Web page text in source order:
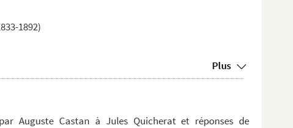
1892)
Plus
Auguste Castan à Jules Quicherat et réponses de